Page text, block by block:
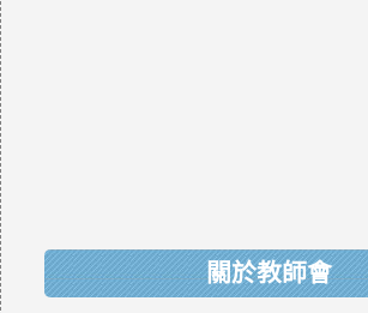
關於教師會